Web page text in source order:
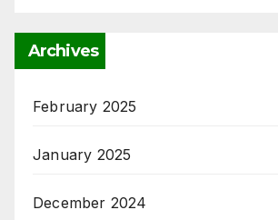
Archives
February 2025
January 2025
December 2024